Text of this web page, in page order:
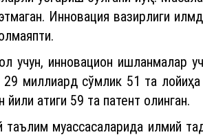
учун, инновацион ишланмалар
29 миллиард сўмлик 51 та
йили атиги 59 та патент олинган.
таълим муассасаларида илмий
ишламаётгани қайд этилди.